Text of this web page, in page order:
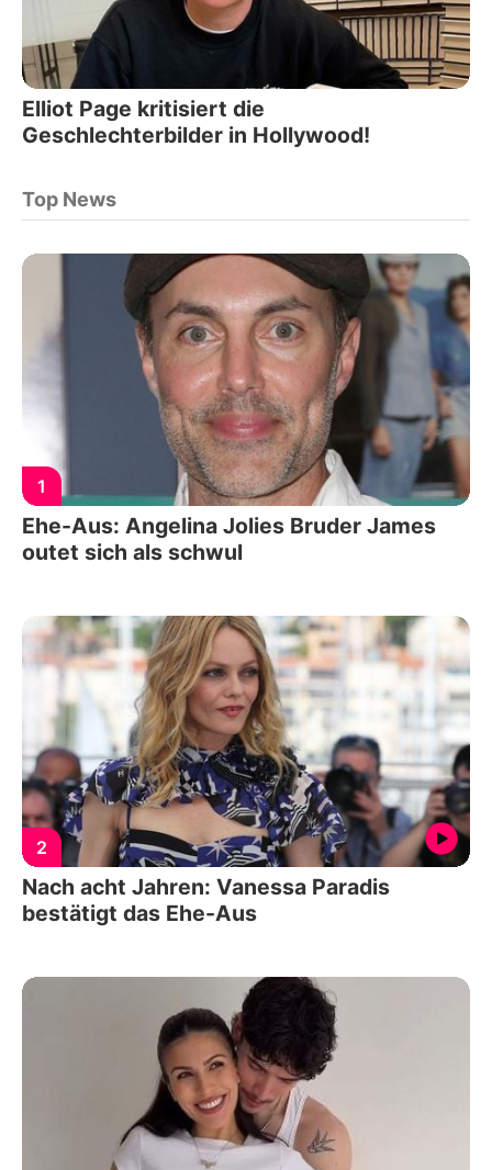
Elliot Page kritisiert die
Geschlechterbilder in Hollywood!
Top News
1
Ehe-Aus: Angelina Jolies Bruder James
outet sich als schwul
2
Nach acht Jahren: Vanessa Paradis
bestätigt das Ehe-Aus